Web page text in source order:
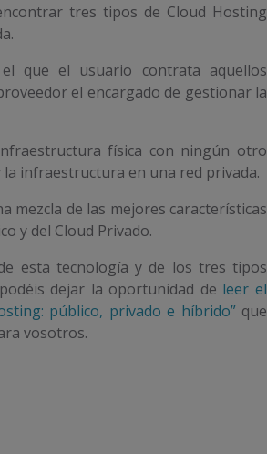
tres tipos de Cloud Hosting
que el usuario contrata aquellos
el encargado de gestionar la
física con ningún otro
infraestructura en una red privada.
mezcla de las mejores características
y del Cloud Privado.
esta tecnología y de los tres tipos
dejar la oportunidad de leer el
público, privado e híbrido”que
vosotros.